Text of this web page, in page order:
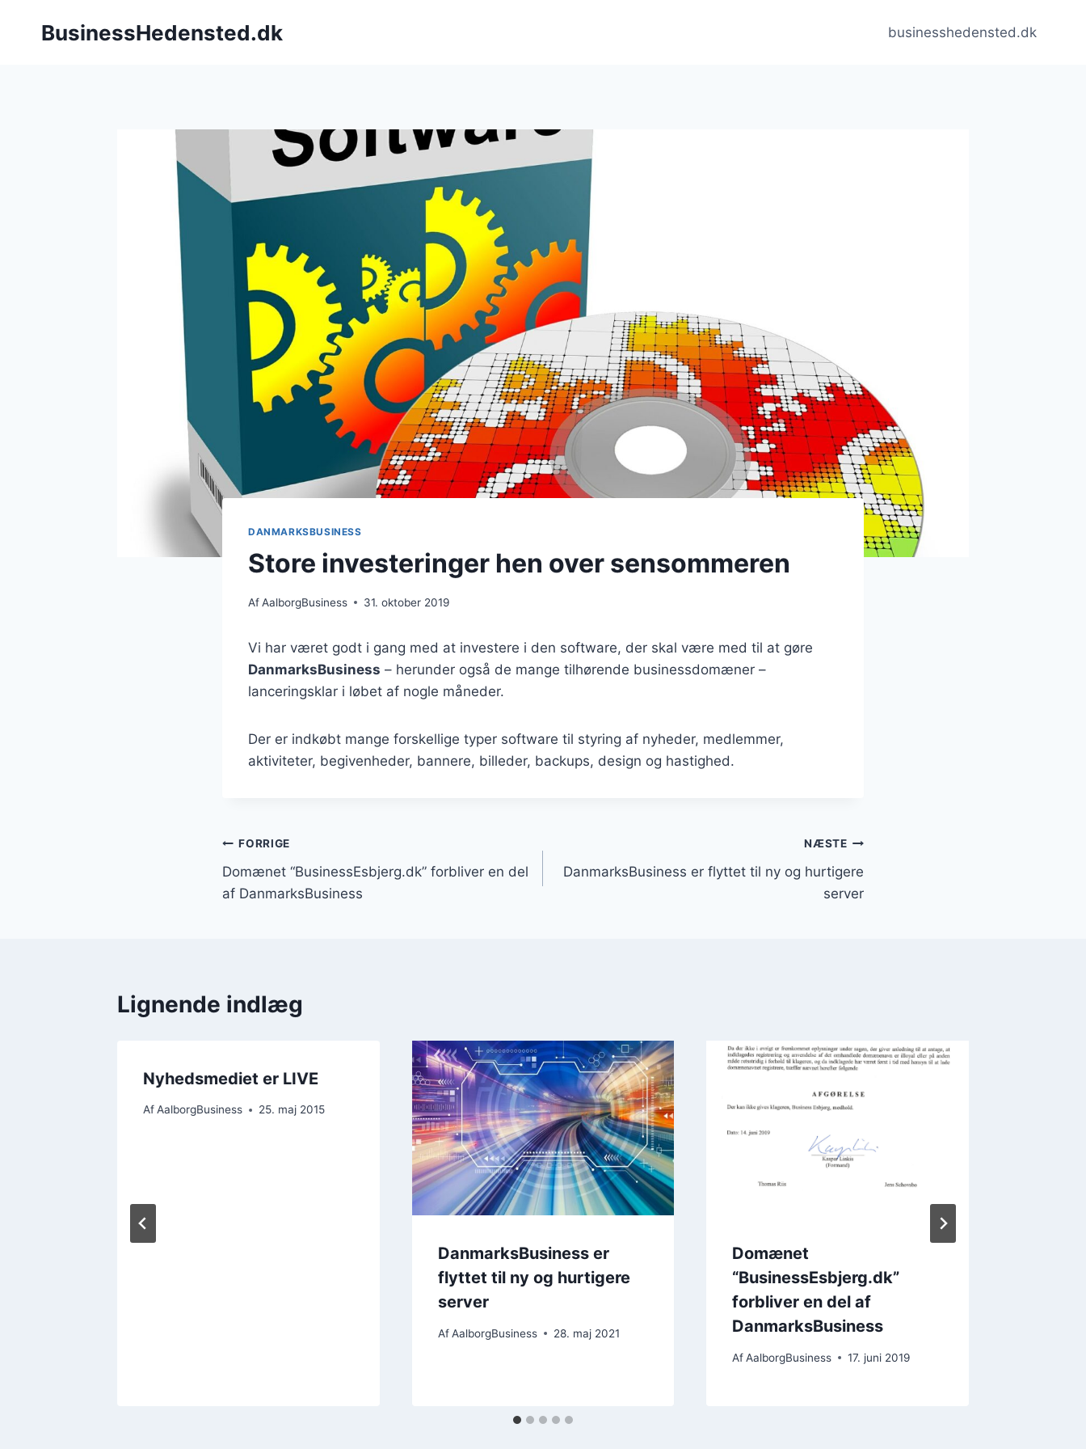
BusinessHedensted.dk businesshedensted.dk
DANMARKSBUSINESS
Store investeringer hen over sensommeren
AfAalborgBusiness 31. oktober 2019
Vi har været godt i gang med at investere i den software, der skal være med til at gøre
DanmarksBusiness – herunder også de mange tilhørende businessdomæner –
lanceringsklar i løbet af nogle måneder.
Der er indkøbt mange forskellige typer software til styring af nyheder, medlemmer,
aktiviteter, begivenheder, bannere, billeder, backups, design og hastighed.
Indlægsnavigation
FORRIGE
Domænet “BusinessEsbjerg.dk” forbliver en del
af DanmarksBusiness
NÆSTE
DanmarksBusiness er flyttet til ny og hurtigere
server
Lignende indlæg
Nyhedsmediet er LIVE
AfAalborgBusiness 25. maj 2015
DanmarksBusiness er
flyttet til ny og hurtigere
server
Af AalborgBusiness 28. maj 2021
Domænet
“BusinessEsbjerg.dk”
forbliver en del af
DanmarksBusiness
Af AalborgBusiness 17. juni 2019